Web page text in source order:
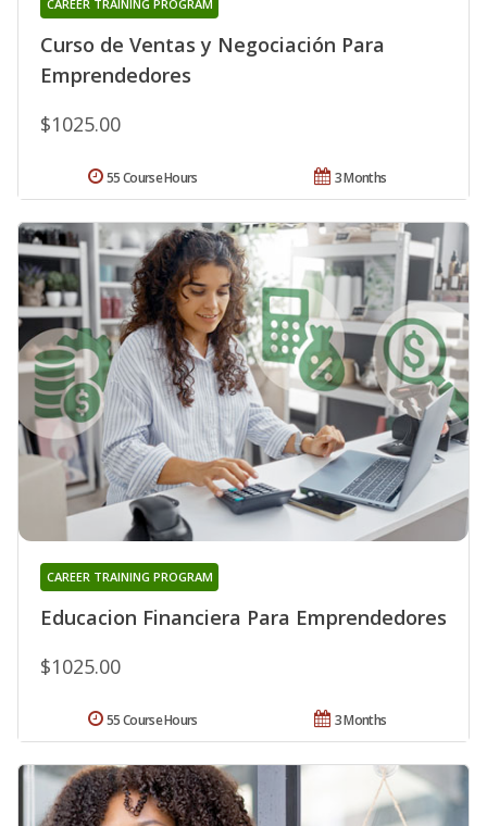
Curso de Ventas y Negociación Para
Emprendedores
CAREER TRAINING PROGRAM
$1025.00
3 Months
55 Course Hours
Educacion Financiera Para Emprendedores
CAREER TRAINING PROGRAM
$1025.00
3 Months
55 Course Hours